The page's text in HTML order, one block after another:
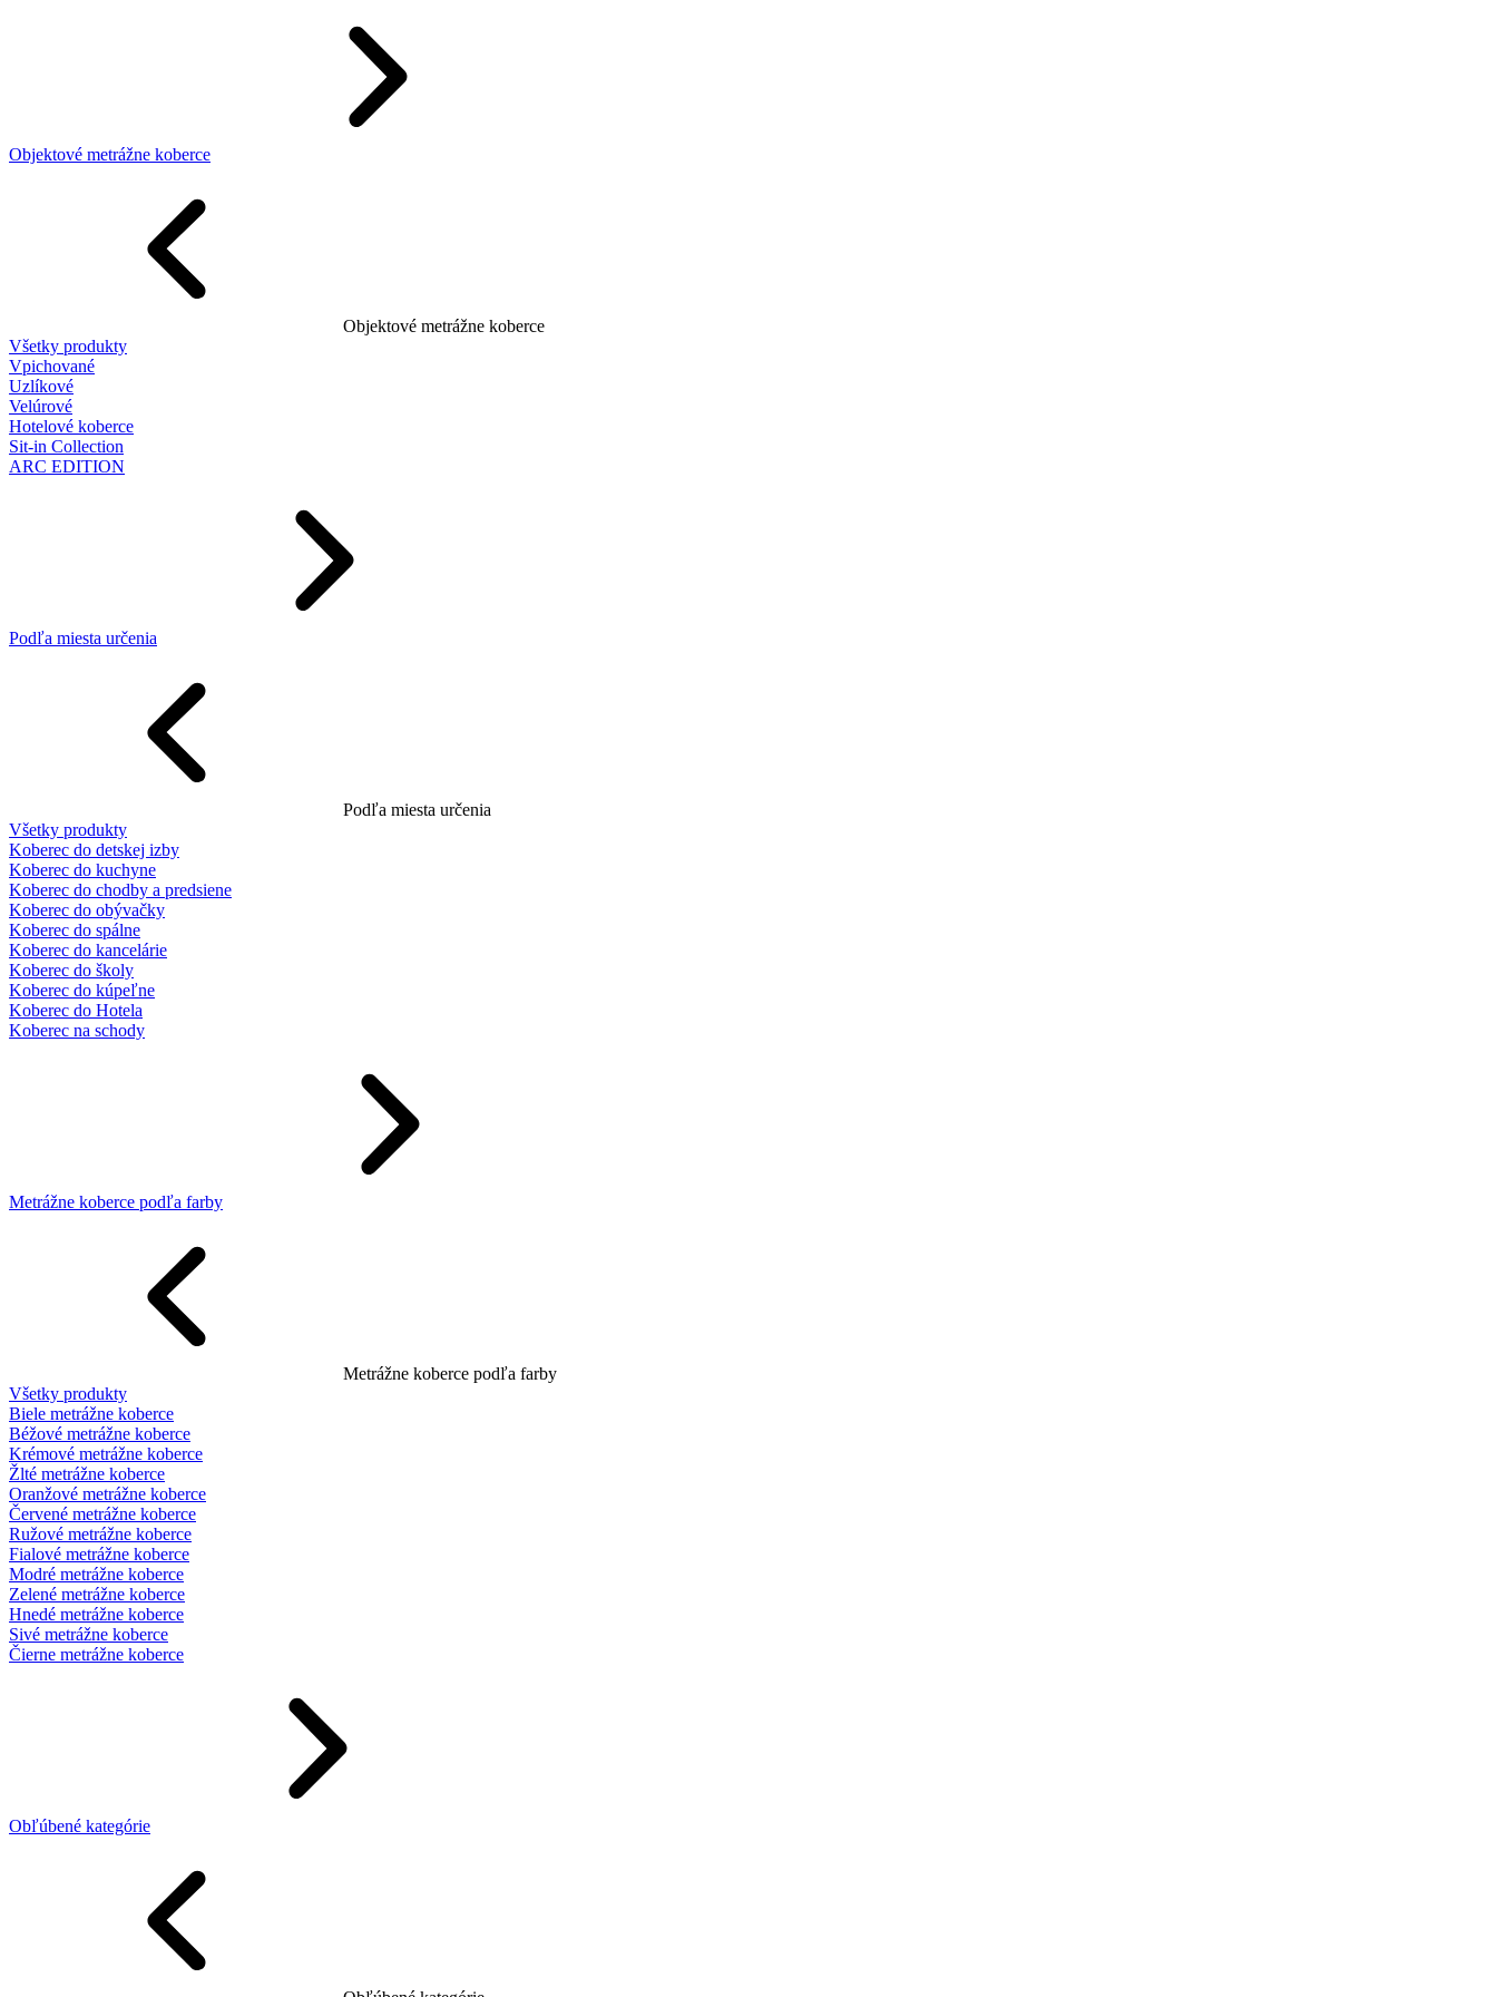
Objektové metrážne koberce
Objektové metrážne koberce
Všetky produkty
Vpichované
Uzlíkové
Velúrové
Hotelové koberce
Sit-in Collection
ARC EDITION
Podľa miesta určenia
Podľa miesta určenia
Všetky produkty
Koberec do detskej izby
Koberec do kuchyne
Koberec do chodby a predsiene
Koberec do obývačky
Koberec do spálne
Koberec do kancelárie
Koberec do školy
Koberec do kúpeľne
Koberec do Hotela
Koberec na schody
Metrážne koberce podľa farby
Metrážne koberce podľa farby
Všetky produkty
Biele metrážne koberce
Béžové metrážne koberce
Krémové metrážne koberce
Žlté metrážne koberce
Oranžové metrážne koberce
Červené metrážne koberce
Ružové metrážne koberce
Fialové metrážne koberce
Modré metrážne koberce
Zelené metrážne koberce
Hnedé metrážne koberce
Sivé metrážne koberce
Čierne metrážne koberce
Obľúbené kategórie